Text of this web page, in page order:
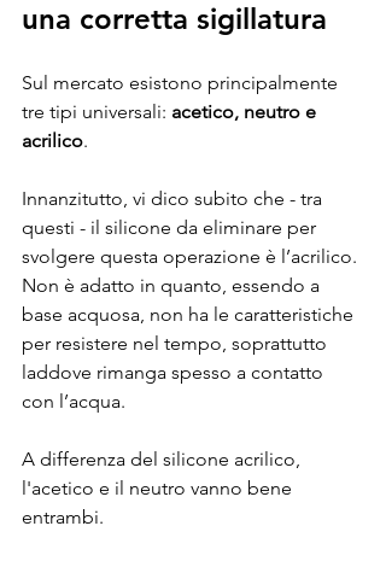
una corretta sigillatura
Sul mercato esistono principalmente
tre tipi universali: acetico, neutro e
acrilico.
Innanzitutto, vi dico subito che - tra
questi - il silicone da eliminare per
svolgere questa operazione è l’acrilico.
Non è adatto in quanto, essendo a
base acquosa, non ha le caratteristiche
per resistere nel tempo, soprattutto
laddove rimanga spesso a contatto
con l’acqua.
A differenza del silicone acrilico,
l'acetico e il neutro vanno bene
entrambi.